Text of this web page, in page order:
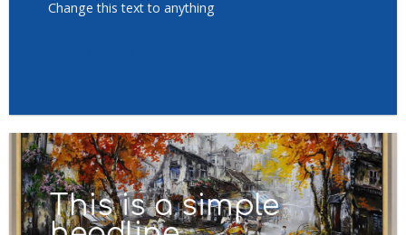
Change this text to anything
This is a simple